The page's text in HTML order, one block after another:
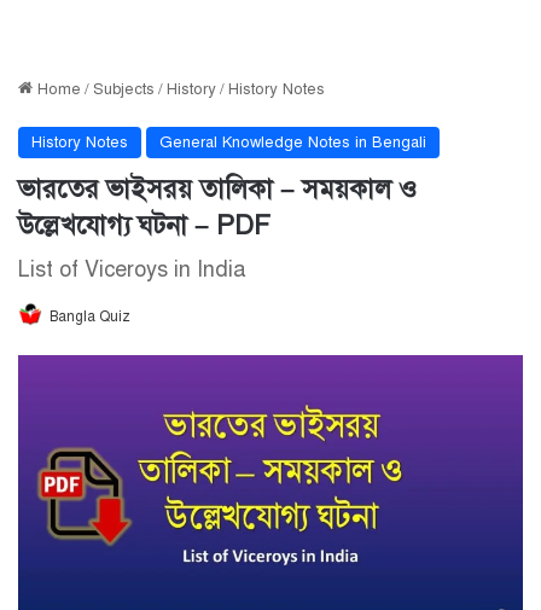
Home / Subjects /History/History Notes
History Notes General Knowledge Notes in Bengali
ভারতের ভাইসরয় তালিকা – সময়কাল ও
উল্লেখযোগ্য ঘটনা – PDF
List of Viceroys in India
Bangla Quiz